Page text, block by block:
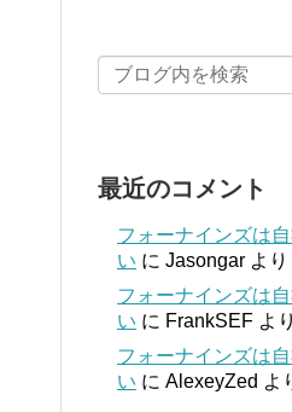
最近のコメント
フォーナインズは
い に Jasongar より
フォーナインズは
い に FrankSEF より
フォーナインズは
い に AlexeyZed よ